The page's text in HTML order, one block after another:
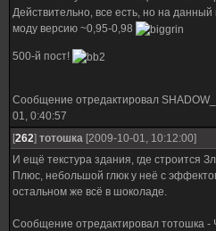
Действительно, все есть, но на
моду версию ~0,95-0,98
500-й пост!
Сообщение отредактировал
01, 0:40:57
[262] тотошка [2009-10-01, 10:12:00]
И ещё текстура здания, где строится
Плюс, небольшой глюк у неё с
остальном же всё в шоколаде.
Сообщение отредактировал тотошка -